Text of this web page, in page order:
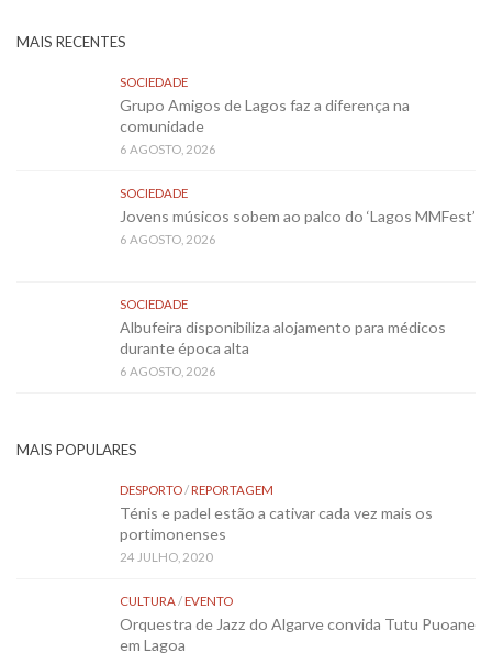
MAIS RECENTES
SOCIEDADE
Grupo Amigos de Lagos faz a diferença na
comunidade
6 AGOSTO, 2026
SOCIEDADE
Jovens músicos sobem ao palco do ‘Lagos MMFest’
6 AGOSTO, 2026
SOCIEDADE
Albufeira disponibiliza alojamento para médicos
durante época alta
6 AGOSTO, 2026
MAIS POPULARES
DESPORTO/REPORTAGEM
Ténis e padel estão a cativar cada vez mais os
portimonenses
24 JULHO, 2020
CULTURA/EVENTO
Orquestra de Jazz do Algarve convida Tutu Puoane
em Lagoa